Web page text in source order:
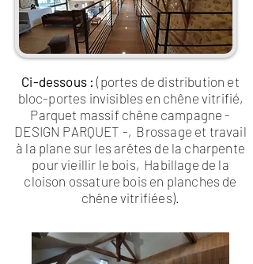
Ci-dessous : (portes de distribution et
bloc-portes invisibles en chêne vitrifié,
Parquet massif chêne campagne -
DESIGN PARQUET -, Brossage et travail
à la plane sur les arêtes de la charpente
pour vieillir le bois, Habillage de la
cloison ossature bois en planches de
chêne vitrifiées).